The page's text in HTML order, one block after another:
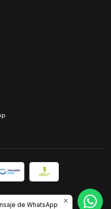
por Jumpseller
de WhatsApp